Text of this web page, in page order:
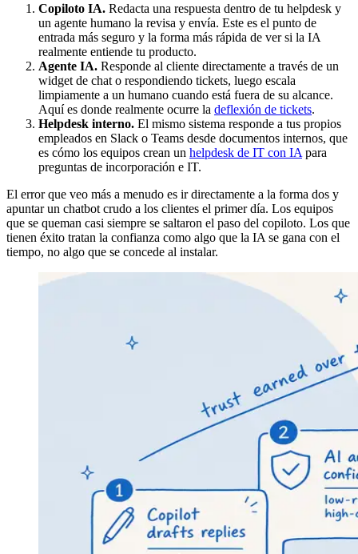
Copiloto IA. Redacta una respuesta dentro de tu helpdesk y
un agente humano la revisa y envía. Este es el punto de
entrada más seguro y la forma más rápida de ver si la IA
realmente entiende tu producto.
Agente IA. Responde al cliente directamente a través de un
widget de chat o respondiendo tickets, luego escala
limpiamente a un humano cuando está fuera de su alcance.
Aquí es donde realmente ocurre la deflexión de tickets.
Helpdesk interno. El mismo sistema responde a tus propios
empleados en Slack o Teams desde documentos internos, que
es cómo los equipos crean un helpdesk de IT con IA para
preguntas de incorporación e IT.
El error que veo más a menudo es ir directamente a la forma dos y
apuntar un chatbot crudo a los clientes el primer día. Los equipos
que se queman casi siempre se saltaron el paso del copiloto. Los que
tienen éxito tratan la confianza como algo que la IA se gana con el
tiempo, no algo que se concede al instalar.